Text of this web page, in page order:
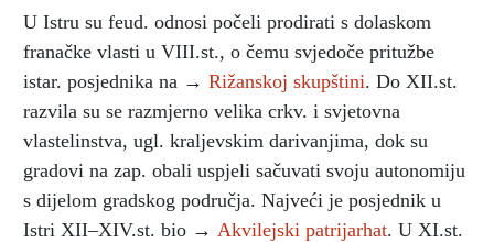
U Istru su feud. odnosi počeli prodirati s dolaskom
franačke vlasti u VIII.st., o čemu svjedoče pritužbe
istar. posjednika na → Rižanskoj skupštini. Do XII.st.
razvila su se razmjerno velika crkv. i svjetovna
vlastelinstva, ugl. kraljevskim darivanjima, dok su
gradovi na zap. obali uspjeli sačuvati svoju autonomiju
s dijelom gradskog područja. Najveći je posjednik u
Istri XII–XIV.st. bio → Akvilejski patrijarhat. U XI.st.